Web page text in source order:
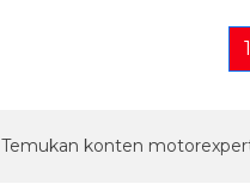
1
Temukan konten